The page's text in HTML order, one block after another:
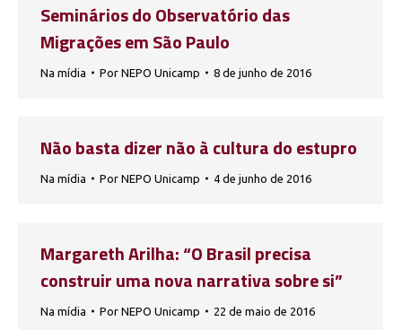
Seminários do Observatório das
Migrações em São Paulo
Na mídia Por NEPO Unicamp 8 de junho de 2016
Não basta dizer não à cultura do estupro
Na mídia Por NEPO Unicamp 4 de junho de 2016
Margareth Arilha: “O Brasil precisa
construir uma nova narrativa sobre si”
Na mídia Por NEPO Unicamp 22 de maio de 2016